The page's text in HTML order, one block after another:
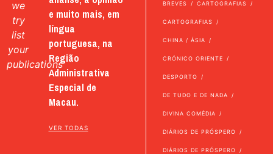
we
try
list
your
publications
e muito mais, em
língua
portuguesa, na
Região
Administrativa
Especial de
Macau.
VER TODAS
BREVES CARTOGRAFIAS
CARTOGRAFIAS
CHINA / ÁSIA
CRÓNICO ORIENTE
DESPORTO
DE TUDO E DE NADA
DIVINA COMÉDIA
DIÁRIOS DE PRÓSPERO
DIÁRIOS DE PRÓSPERO